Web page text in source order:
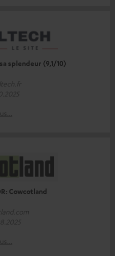
splendeur (9,1/10)
Cowcotland